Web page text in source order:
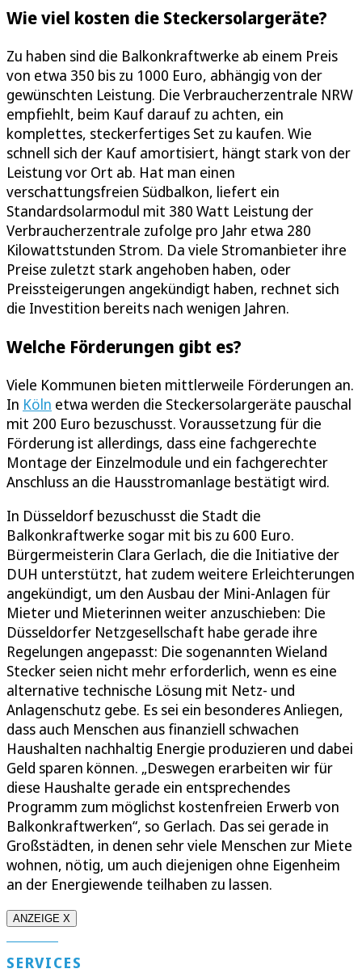
Wie viel kosten die Steckersolargeräte?
Zu haben sind die Balkonkraftwerke ab einem Preis
von etwa 350 bis zu 1000 Euro, abhängig von der
gewünschten Leistung. Die Verbraucherzentrale NRW
empfiehlt, beim Kauf darauf zu achten, ein
komplettes, steckerfertiges Set zu kaufen. Wie
schnell sich der Kauf amortisiert, hängt stark von der
Leistung vor Ort ab. Hat man einen
verschattungsfreien Südbalkon, liefert ein
Standardsolarmodul mit 380 Watt Leistung der
Verbraucherzentrale zufolge pro Jahr etwa 280
Kilowattstunden Strom. Da viele Stromanbieter ihre
Preise zuletzt stark angehoben haben, oder
Preissteigerungen angekündigt haben, rechnet sich
die Investition bereits nach wenigen Jahren.
Welche Förderungen gibt es?
Viele Kommunen bieten mittlerweile Förderungen an.
In Köln etwa werden die Steckersolargeräte pauschal
mit 200 Euro bezuschusst. Voraussetzung für die
Förderung ist allerdings, dass eine fachgerechte
Montage der Einzelmodule und ein fachgerechter
Anschluss an die Hausstromanlage bestätigt wird.
In Düsseldorf bezuschusst die Stadt die
Balkonkraftwerke sogar mit bis zu 600 Euro.
Bürgermeisterin Clara Gerlach, die die Initiative der
DUH unterstützt, hat zudem weitere Erleichterungen
angekündigt, um den Ausbau der Mini-Anlagen für
Mieter und Mieterinnen weiter anzuschieben: Die
Düsseldorfer Netzgesellschaft habe gerade ihre
Regelungen angepasst: Die sogenannten Wieland
Stecker seien nicht mehr erforderlich, wenn es eine
alternative technische Lösung mit Netz- und
Anlagenschutz gebe. Es sei ein besonderes Anliegen,
dass auch Menschen aus finanziell schwachen
Haushalten nachhaltig Energie produzieren und dabei
Geld sparen können. „Deswegen erarbeiten wir für
diese Haushalte gerade ein entsprechendes
Programm zum möglichst kostenfreien Erwerb von
Balkonkraftwerken“, so Gerlach. Das sei gerade in
Großstädten, in denen sehr viele Menschen zur Miete
wohnen, nötig, um auch diejenigen ohne Eigenheim
an der Energiewende teilhaben zu lassen.
ANZEIGE X
SERVICES